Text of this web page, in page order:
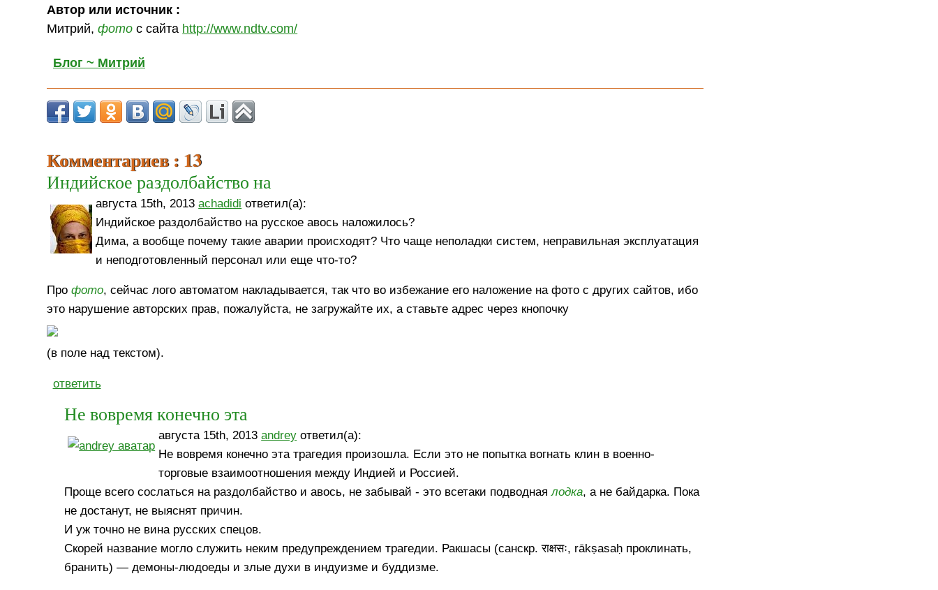
Автор или источник :
Митрий,фото с сайта http://www.ndtv.com/
Блог ~ Митрий
Комментариев : 13
Индийское раздолбайство на
августа 15th, 2013achadidi ответил(а):
Индийское раздолбайство на русское авось наложилось?
Дима, а вообще почему такие аварии происходят? Что чаще неполадки систем, неправильная эксплуатация
и неподготовленный персонал или еще что-то?
Профото, сейчас лого автоматом накладывается, так что во избежание его наложение на фото с других сайтов, ибо
это нарушение авторских прав, пожалуйста, не загружайте их, а ставьте адрес через кнопочку
(в поле над текстом).
ответить
Не вовремя конечно эта
августа 15th, 2013andrey ответил(а):
Не вовремя конечно эта трагедия произошла. Если это не попытка вогнать клин в военно-
торговые взаимоотношения между Индией и Россией.
Проще всего сослаться на раздолбайство и авось, не забывай - это всетаки подводнаялодка, а не байдарка. Пока
не достанут, не выяснят причин.
И уж точно не вина русских спецов.
Скорей название могло служить неким предупреждением трагедии. Ракшасы (санскр. राक्षसः, rākṣasaḥ проклинать,
бранить) — демоны-людоеды и злые духи в индуизме и буддизме.